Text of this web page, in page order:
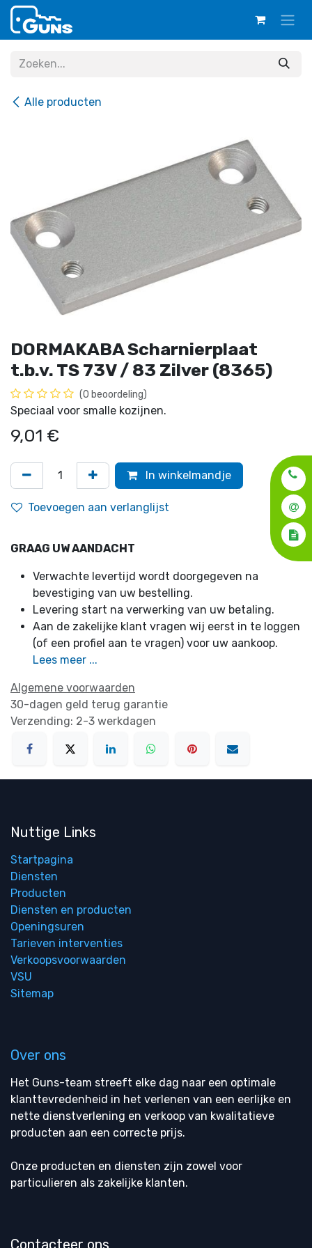
Overslaan naar inhoud
Alle producten
DORMAKABA Scharnierplaat
t.b.v. TS 73V / 83 Zilver (8365)
(0 beoordeling)
Speciaal voor smalle kozijnen.
9,01 €
In winkelmandje
Toevoegen aan verlanglijst
GRAAG UW AANDACHT
Verwachte levertijd wordt doorgegeven na
bevestiging van uw bestelling.
Levering start na verwerking van uw betaling.
Aan de zakelijke klant vragen wij eerst in te loggen
(of een profiel aan te vragen) voor uw aankoop.
Lees meer ...
Algemene voorwaarden
30-dagen geld terug garantie
Verzending: 2-3 werkdagen
Nuttige Links
Startpagina
Diensten
Producten
Diensten en producten
Openingsuren
Tarieven interventies
Verkoopsvoorwaarden
VSU
Sitemap
Over ons
Het Guns-team streeft elke dag naar een optimale
klanttevredenheid in het verlenen van een eerlijke en
nette dienstverlening en verkoop van kwalitatieve
producten aan een correcte prijs.
Onze producten en diensten zijn zowel voor
particulieren als zakelijke klanten.
Contacteer ons